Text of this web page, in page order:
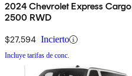
2024 Chevrolet Express Cargo
2500 RWD
$27,594 Incierto
Incluye tarifas de conc.